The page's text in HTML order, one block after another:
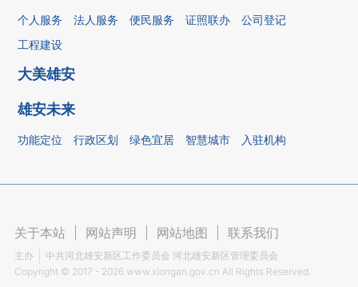
个人服务 法人服务 便民服务 证照联办
公司登记
工程建设
大美雄安
雄安未来
功能定位 行政区划 绿色宜居 智慧城市 入驻机构
关于本站 网站声明 网站地图 联系我们
主办
中共河北雄安新区工作委员会 河北雄安新区管理委员会
Copyright © 2017 - 2026 www.xiongan.gov.cn All Rights Reserved.